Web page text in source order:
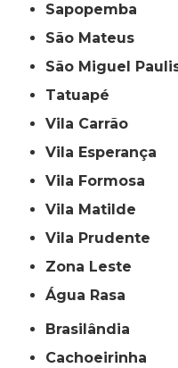
Sapopemba
São Mateus
São Miguel
Tatuapé
Vila Carrão
Vila Esperança
Vila Formosa
Vila Matilde
Vila Prudente
Zona Leste
Água Rasa
Brasilândia
Cachoeirinha